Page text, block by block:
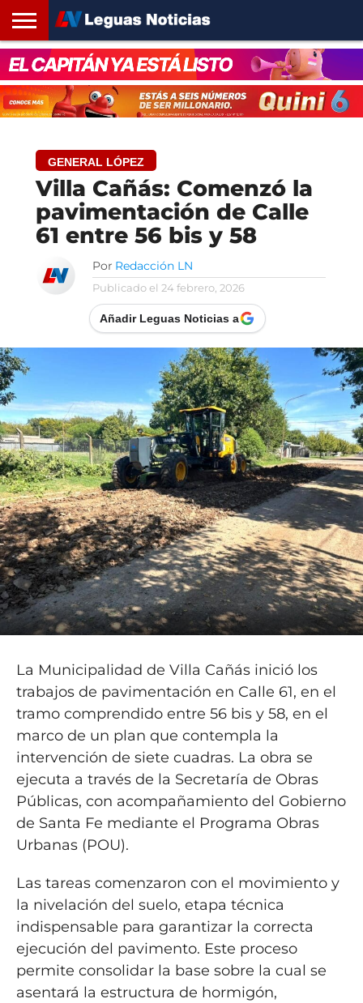
INICIO
SANTA
FE
ROSARIO24
REGIONES
ARGENTINA
OPINIÓN
CONTACTO
GENERAL LÓPEZ
Villa Cañás: Comenzó la
pavimentación de Calle
61 entre 56 bis y 58
Por Redacción LN
Publicado el 24 febrero, 2026
Añadir Leguas Noticias a
La Municipalidad de Villa Cañás inició los
trabajos de pavimentación en Calle 61, en el
tramo comprendido entre 56 bis y 58, en el
marco de un plan que contempla la
intervención de siete cuadras. La obra se
ejecuta a través de la Secretaría de Obras
Públicas, con acompañamiento del Gobierno
de Santa Fe mediante el Programa Obras
Urbanas (POU).
Las tareas comenzaron con el movimiento y
la nivelación del suelo, etapa técnica
indispensable para garantizar la correcta
ejecución del pavimento. Este proceso
permite consolidar la base sobre la cual se
asentará la estructura de hormigón,